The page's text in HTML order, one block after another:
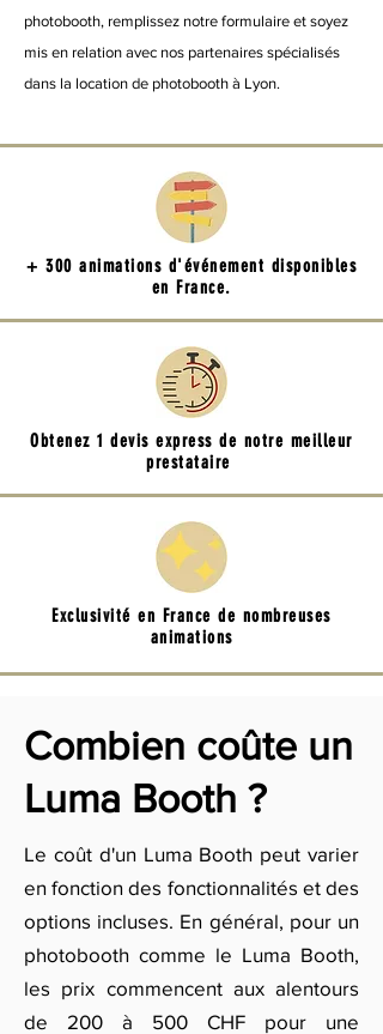
photobooth, remplissez notre formulaire et soyez
mis en relation avec nos partenaires spécialisés
dans la location de photobooth à Lyon.
+ 300 animations d'événement disponibles
en France.
Obtenez 1 devis express de notre meilleur
prestataire
Exclusivité en France de nombreuses
animations
Combien coûte un
Luma Booth ?
Le coût d'un Luma Booth peut varier
en fonction des fonctionnalités et des
options incluses. En général, pour un
photobooth comme le Luma Booth,
les prix commencent aux alentours
de 200 à 500 CHF pour une